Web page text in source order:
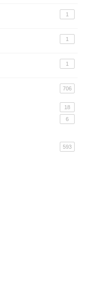
1
1
1
706
18
6
593